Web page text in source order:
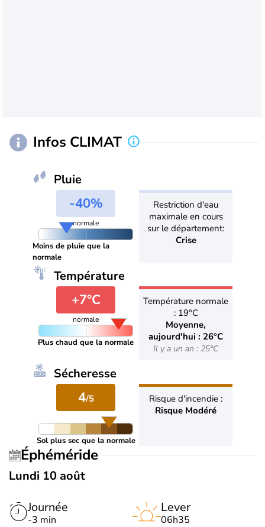
Infos CLIMAT
Pluie
-40%
normale
Moins de pluie que la
normale
Restriction d'eau
maximale en cours
sur le département:
Crise
Température
+7°C
normale
Plus chaud que la normale
Température normale
: 19°C
Moyenne,
aujourd'hui : 26°C
Il y a un an : 25°C
Sécheresse
4/5
Sol plus sec que la normale
Risque d'incendie :
Risque Modéré
Éphéméride
Lundi 10 août
Journée
-3 min
Lever
06h35